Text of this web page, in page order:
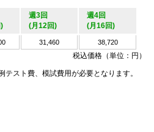
週3回
(月12回)
週4回
(月16回)
31,460 38,720
税込価格（単位：円）
スト費、模試費用が必要となります。